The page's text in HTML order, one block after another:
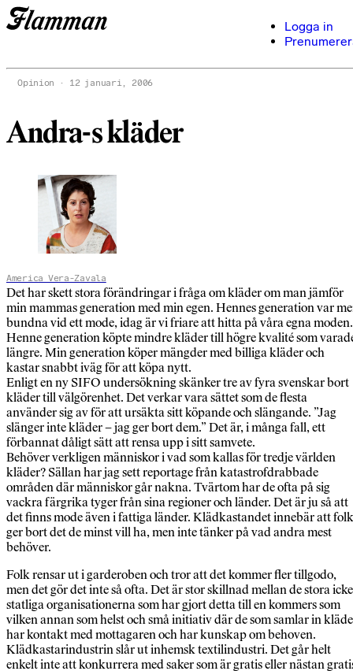
Logga in
Opinion 12 januari, 2006
Andra-s kläder
America Vera-Zavala
Det har skett stora förändringar i fråga om kläder om man jämför
min mammas generation med min egen. Hennes generation var
bundna vid ett mode, idag är vi friare att hitta på våra egna moden.
Henne generation köpte mindre kläder till högre kvalité som
längre. Min generation köper mängder med billiga kläder och
kastar snabbt iväg för att köpa nytt.
Enligt en ny SIFO undersökning skänker tre av fyra svenskar bort
kläder till välgörenhet. Det verkar vara sättet som de flesta
använder sig av för att ursäkta sitt köpande och slängande. ”Jag
slänger inte kläder – jag ger bort dem.” Det är, i många fall, ett
förbannat dåligt sätt att rensa upp i sitt samvete.
Behöver verkligen människor i vad som kallas för tredje världen
kläder? Sällan har jag sett reportage från katastrofdrabbade
områden där människor går nakna. Tvärtom har de ofta på sig
vackra färgrika tyger från sina regioner och länder. Det är ju så att
det finns mode även i fattiga länder. Klädkastandet innebär att folk
ger bort det de minst vill ha, men inte tänker på vad andra mest
behöver.
Folk rensar ut i garderoben och tror att det kommer fler tillgodo,
men det gör det inte så ofta. Det är stor skillnad mellan de stora
statliga organisationerna som har gjort detta till en kommers som
vilken annan som helst och små initiativ där de som samlar in
har kontakt med mottagaren och har kunskap om behoven.
Klädkastarindustrin slår ut inhemsk textilindustri. Det går helt
enkelt inte att konkurrera med saker som är gratis eller nästan